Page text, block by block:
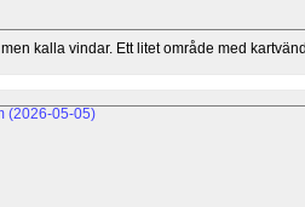
kalla vindar. Ett litet område med